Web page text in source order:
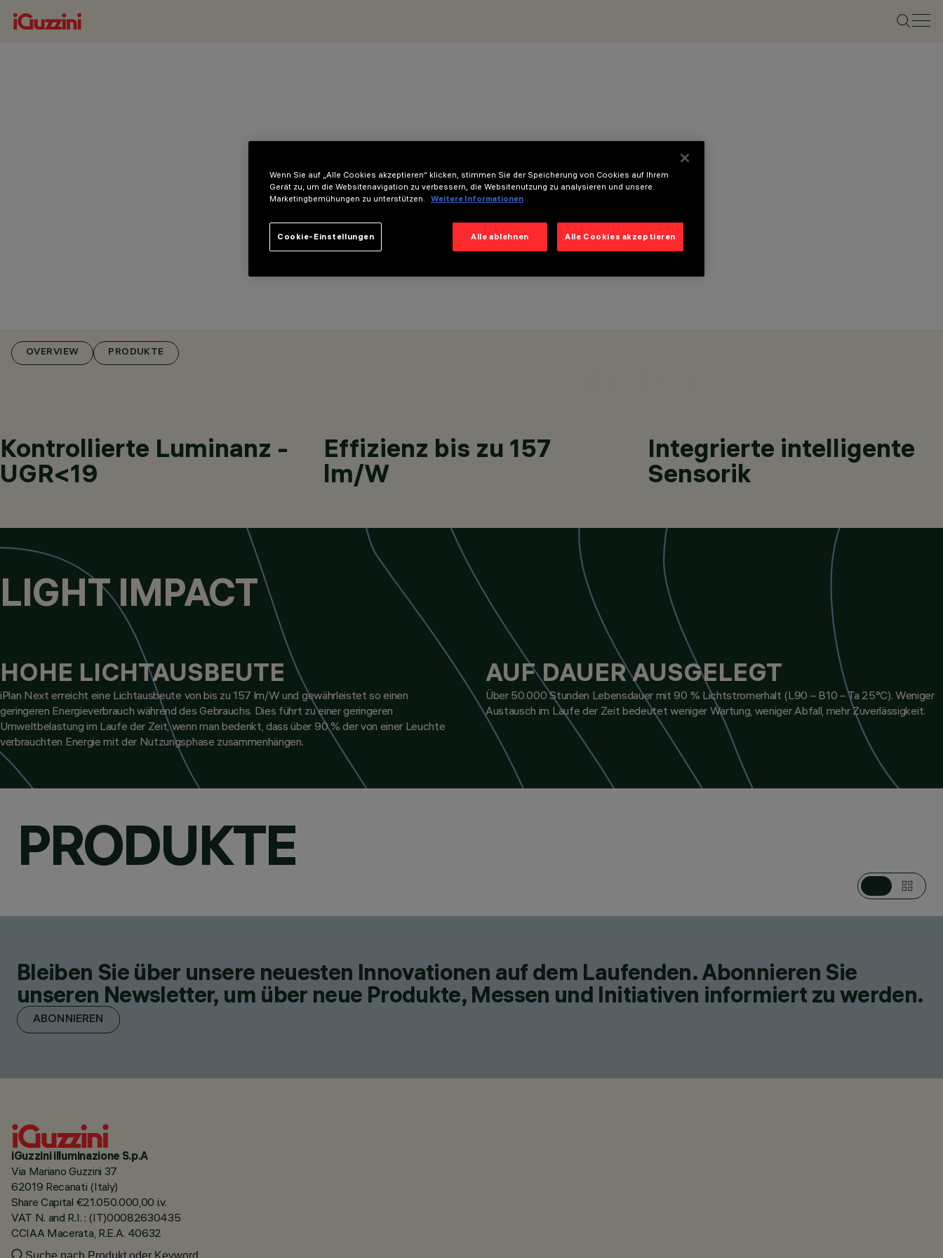
DOWNLIGHTS UND EINBAULEUCHTEN, PENDELLEUCHTEN, DECKENLEUCHTEN
DESIGN
OVERVIEW PRODUKTE
Kontrollierte Luminanz -
UGR<19
Effizienz bis zu 157
lm/W
Integrierte intelligente
Sensorik
LIGHT IMPACT
HOHE LICHTAUSBEUTE
iPlan Next erreicht eine Lichtausbeute von bis zu 157 lm/W und gewährleistet so einen
geringeren Energieverbrauch während des Gebrauchs. Dies führt zu einer geringeren
Umweltbelastung im Laufe der Zeit, wenn man bedenkt, dass über 90 % der von einer Leuchte
verbrauchten Energie mit der Nutzungsphase zusammenhängen.
AUF DAUER AUSGELEGT
Über 50.000 Stunden Lebensdauer mit 90 % Lichtstromerhalt (L90 – B10 – Ta 25°C). Weniger
Austausch im Laufe der Zeit bedeutet weniger Wartung, weniger Abfall, mehr Zuverlässigkeit.
PRODUKTE
Bleiben Sie über unsere neuesten Innovationen auf dem Laufenden. Abonnieren Sie
unseren Newsletter, um über neue Produkte, Messen und Initiativen informiert zu werden.
ABONNIEREN
iGuzzini illuminazione S.p.A
Via Mariano Guzzini 37
62019 Recanati (Italy)
Share Capital €21.050.000,00 i.v.
VAT N. and R.I. : (IT)00082630435
CCIAA Macerata, R.E.A. 40632
Wenn Sie auf „Alle Cookies akzeptieren“ klicken, stimmen Sie der Speicherung von Cookies auf Ihrem
Gerät zu, um die Websitenavigation zu verbessern, die Websitenutzung zu analysieren und unsere
Marketingbemühungen zu unterstützen.
Weitere Informationen
Alle ablehnen Alle Cookies akzeptieren
Cookie-Einstellungen